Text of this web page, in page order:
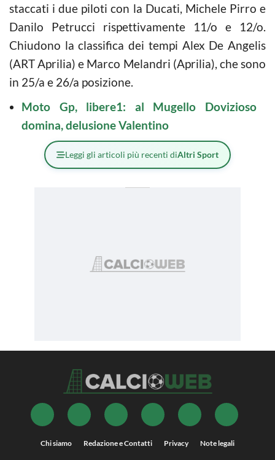
staccati i due piloti con la Ducati, Michele Pirro e
Danilo Petrucci rispettivamente 11/o e 12/o.
Chiudono la classifica dei tempi Alex De Angelis
(ART Aprilia) e Marco Melandri (Aprilia), che sono
in 25/a e 26/a posizione.
Moto Gp, libere1: al Mugello Dovizioso
domina, delusione Valentino
Leggi gli articoli più recenti diAltri Sport
Chi siamo Redazione e Contatti Privacy Note legali